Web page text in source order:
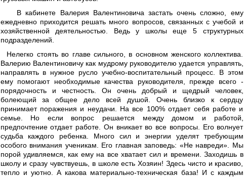
В кабинете Валерия Валентиновича застать очень сложно, ему
ежедневно приходится решать много вопросов, связанных с учебой и
хозяйственной деятельностью. Ведь у школы еще 5 структурных
подразделений.
Нелегко стоять во главе сильного, в основном женского коллектива.
Валерию Валентиновичу как мудрому руководителю удается управлять,
направлять в нужное русло учебно-воспитательный процесс. В этом
ему помогают необходимые качества руководителя, прежде всего -
порядочность и честность. Он очень добрый и щедрый человек,
болеющий за общее дело всей душой. Очень близко к сердцу
принимает поражения и неудачи. На все 100% отдает себя работе и
семье. Но если вопрос решается между домом и работой,
предпочтение отдает работе. Он вникает во все вопросы. Его волнует
судьба каждого ребенка. Много сил и энергии уделят требующим
особого внимания ученикам. Его главная заповедь: «Не навреди». Мы
порой удивляемся, как ему на все хватает сил и времени. Заходишь в
школу и сразу чувствуешь, в школе есть Хозяин! Здесь чисто и красиво,
тепло и уютно. А какова материально-техническая база! И с каждым